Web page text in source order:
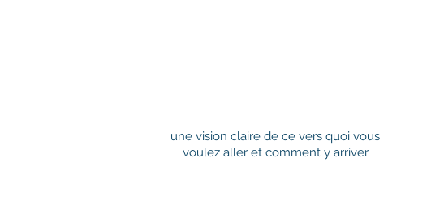
une vision claire de ce vers quoi vous
voulez aller et comment y arriver